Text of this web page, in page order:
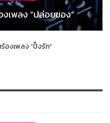
เพลง “ปล่อยของ”
องเพลง “ปิ๊งรัก”